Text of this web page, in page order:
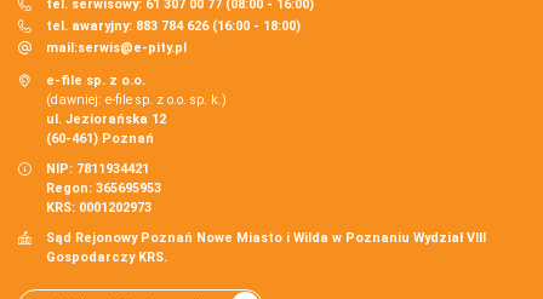
tel. serwisowy: 61 307 00 77 (08:00 - 16:00)
tel. awaryjny: 883 784 626 (16:00 - 18:00)
mail:serwis@e-pity.pl
e-file sp. z o.o.
(dawniej: e-file sp. z o.o. sp. k.)
ul. Jeziorańska 12
(60-461) Poznań
NIP: 7811934421
Regon: 365695953
KRS: 0001202973
Sąd Rejonowy Poznań Nowe Miasto i Wilda w Poznaniu Wydział VIII
Gospodarczy KRS.